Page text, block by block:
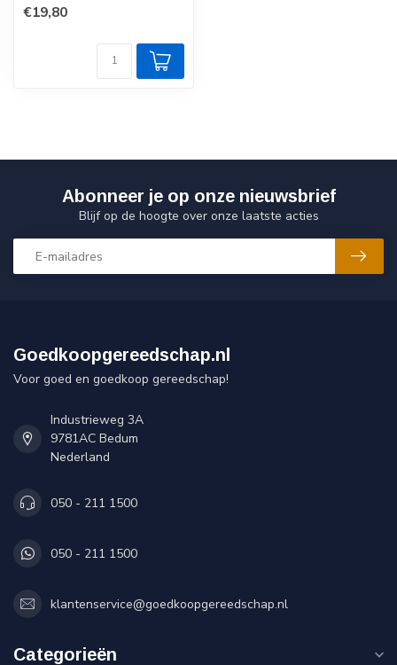
€19,80
Abonneer je op onze nieuwsbrief
Blijf op de hoogte over onze laatste acties
Goedkoopgereedschap.nl
Voor goed en goedkoop gereedschap!
Industrieweg 3A
9781AC Bedum
Nederland
050 - 211 1500
050 - 211 1500
klantenservice@goedkoopgereedschap.nl
Categorieën